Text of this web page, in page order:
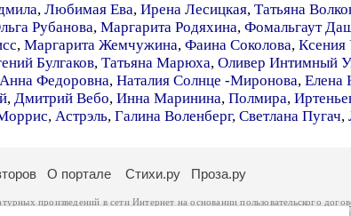
, Любимая Ева, Ирена Лесицкая, Татьяна
Рубанова, Маргарита Родяхина, Фомальгаут
, Маргарита Жемчужина, Фаина Соколова, Ксения
Булгаков, Татьяна Марюха, Оливер Интимный
Федоровна, Наталия Солнце -Миронова, Елена
, Дмитрий Вебо, Инна Маринина, Полмира,
, Астрэль, Галина Воленберг, Светлана Пугач,
О портале Стихи.ру Проза.ру
произведений в сети Интернет на основаниипользовательского
возможна только с согласия его автора, к которому вы можете